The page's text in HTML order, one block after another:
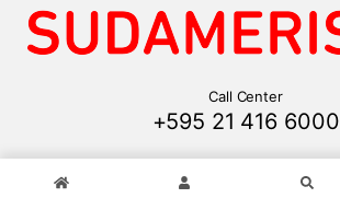
Call Center
+595 21 416 6000